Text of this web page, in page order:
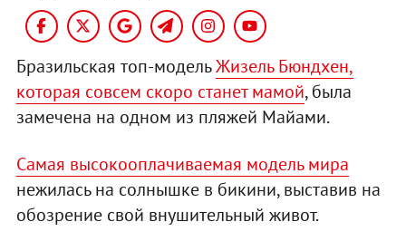
Бразильская топ-модельЖизель Бюндхен,
которая совсем скоро станет мамой, была
замечена на одном из пляжей Майами.
Самая высокооплачиваемая модель мира
нежилась на солнышке в бикини, выставив на
обозрение свой внушительный живот.